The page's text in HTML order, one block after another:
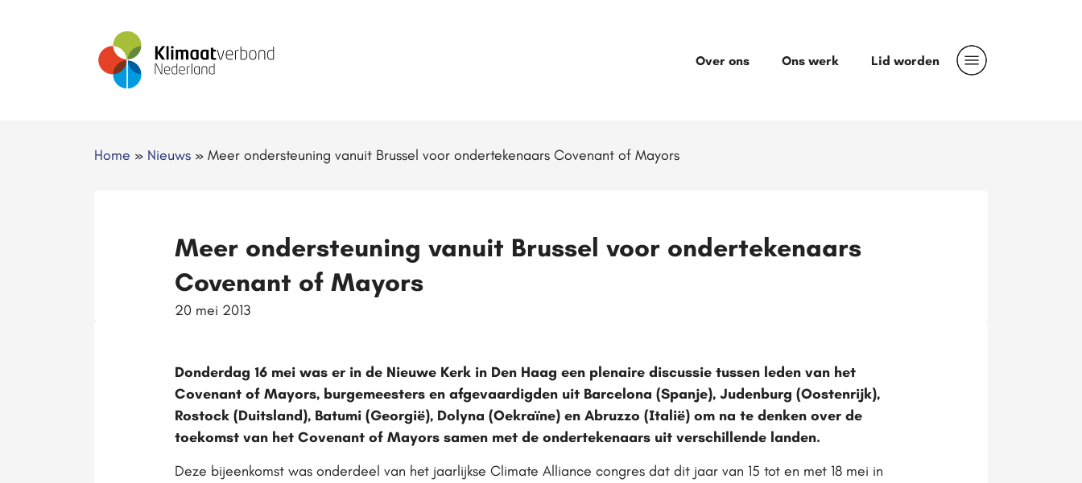
Over ons Ons werk Lid worden
Home » Nieuws » Meer ondersteuning vanuit Brussel voor ondertekenaars Covenant of Mayors
Meer ondersteuning vanuit Brussel voor ondertekenaars
Covenant of Mayors
20 mei 2013
Donderdag 16 mei was er in de Nieuwe Kerk in Den Haag een plenaire discussie tussen leden van het
Covenant of Mayors, burgemeesters en afgevaardigden uit Barcelona (Spanje), Judenburg (Oostenrijk),
Rostock (Duitsland), Batumi (Georgië), Dolyna (Oekraïne) en Abruzzo (Italië) om na te denken over de
toekomst van het Covenant of Mayors samen met de ondertekenaars uit verschillende landen.
Deze bijeenkomst was onderdeel van het jaarlijkse Climate Alliance congres dat dit jaar van 15 tot en met 18 mei in